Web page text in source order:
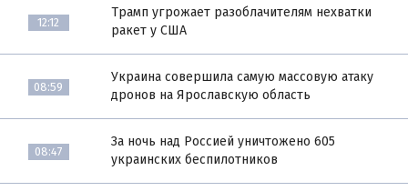
12:12
Трамп угрожает разоблачителям нехватки
ракет у США
08:59
Украина совершила самую массовую атаку
дронов на Ярославскую область
08:47
За ночь над Россией уничтожено 605
украинских беспилотников